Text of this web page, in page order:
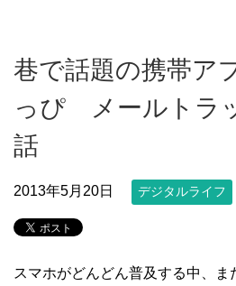
巷で話題の携帯ア
っぴ メールトラ
話
2013年5月20日 デジタルライフ
スマホがどんどん普及する中、